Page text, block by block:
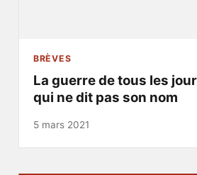
BRÈVES
La guerre de tous les
qui ne dit pas son nom
5 mars 2021